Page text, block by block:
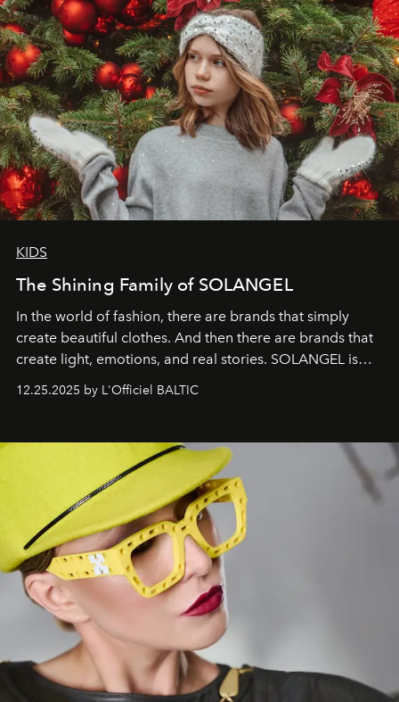
KIDS
The Shining Family of SOLANGEL
In the world of fashion, there are brands that simply
create beautiful clothes. And then there are brands that
create light, emotions, and real stories. SOLANGEL is
one of them.
12.25.2025 by L'Officiel BALTIC